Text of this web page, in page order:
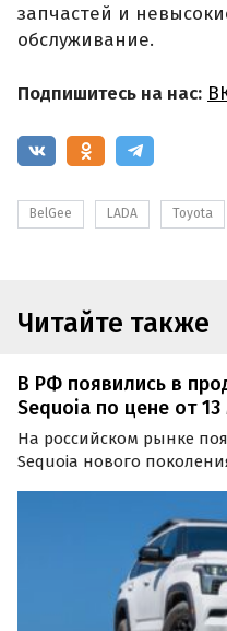
запчастей и
обслуживание.
Подпишитесь на нас:
BelGee LADA Toyota
Читайте также
В РФ появились в
Sequoia по цене от
На российском рынке
Sequoia нового
классифайдов стартуют